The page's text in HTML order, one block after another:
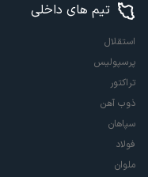
تیم های داخلی
استقلال
پرسپولیس
تراکتور
ذوب آهن
سپاهان
فولاد
ملوان